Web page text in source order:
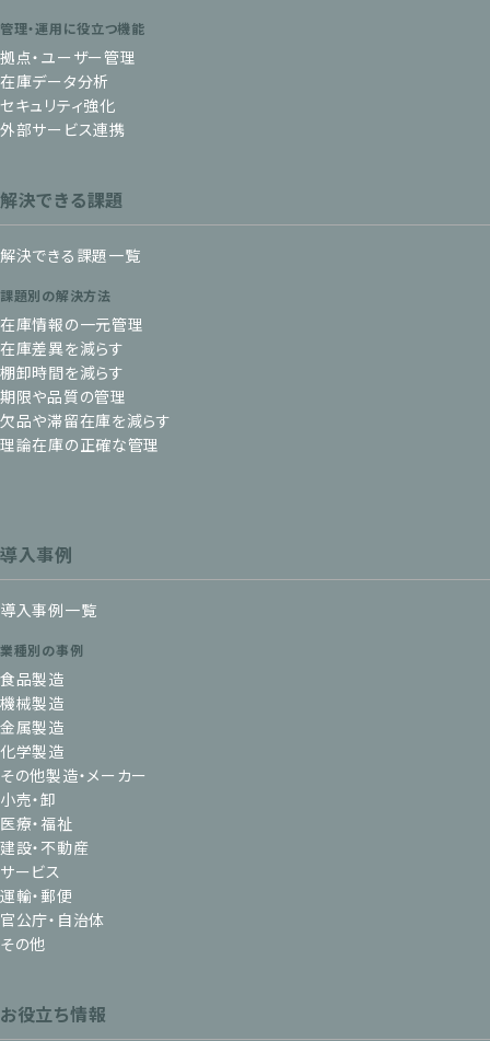
管理・運用に役立つ機能
拠点・ユーザー管理
在庫データ分析
セキュリティ強化
外部サービス連携
解決できる課題
解決できる課題一覧
課題別の解決方法
在庫情報の一元管理
在庫差異を減らす
棚卸時間を減らす
期限や品質の管理
欠品や滞留在庫を減らす
理論在庫の正確な管理
導入事例
導入事例一覧
業種別の事例
食品製造
機械製造
金属製造
化学製造
その他製造・メーカー
小売・卸
医療・福祉
建設・不動産
サービス
運輸・郵便
官公庁・自治体
その他
お役立ち情報